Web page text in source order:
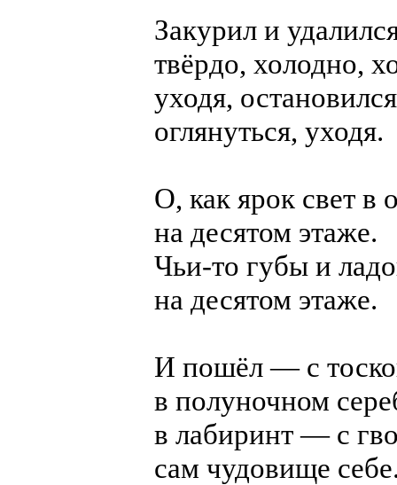
Закурил и
твёрдо, холодно,
уходя,
оглянуться, уходя.
О, как ярок свет в
на десятом этаже.
Чьи-то губы и
на десятом этаже.
И пошёл — с
в полуночном
в лабиринт — с
сам чудовище